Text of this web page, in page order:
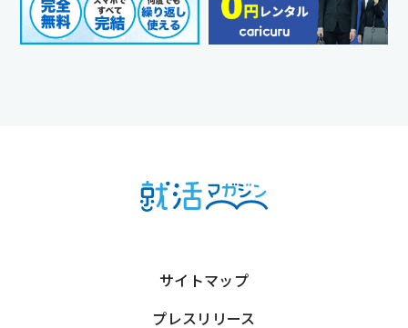
サイトマップ
プレスリリース